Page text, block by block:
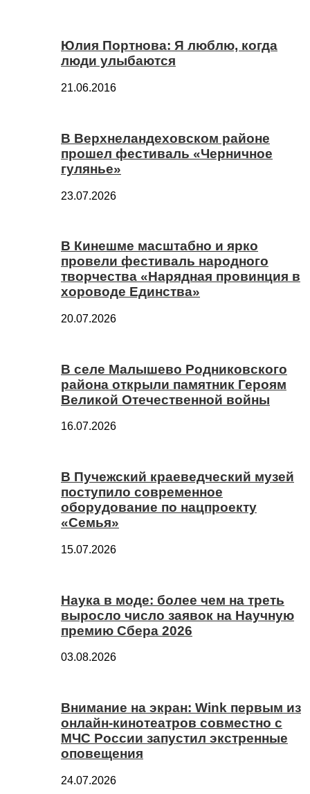
Юлия Портнова: Я люблю, когда
люди улыбаются
21.06.2016
В Верхнеландеховском районе
прошел фестиваль «Черничное
гулянье»
23.07.2026
В Кинешме масштабно и ярко
провели фестиваль народного
творчества «Нарядная провинция в
хороводе Единства»
20.07.2026
В селе Малышево Родниковского
района открыли памятник Героям
Великой Отечественной войны
16.07.2026
В Пучежский краеведческий музей
поступило современное
оборудование по нацпроекту
«Семья»
15.07.2026
Наука в моде: более чем на треть
выросло число заявок на Научную
премию Сбера 2026
03.08.2026
Внимание на экран: Wink первым из
онлайн-кинотеатров совместно с
МЧС России запустил экстренные
оповещения
24.07.2026